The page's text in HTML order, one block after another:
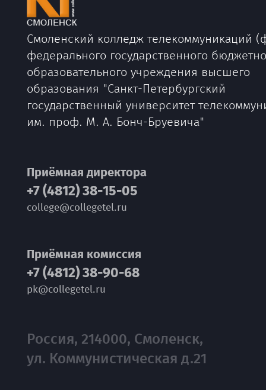
Смоленский колледж телекоммуникаций
федерального государственного
образовательного учреждения высшего
образования "Санкт-Петербургский
государственный университет
им. проф. М. А. Бонч-Бруевича"
Приёмная директора
+7 (4812) 38-15-05
college@collegetel.ru
Приёмная комиссия
+7 (4812) 38-90-68
pk@collegetel.ru
Россия, 214000, Смоленск,
ул. Коммунистическая д.21